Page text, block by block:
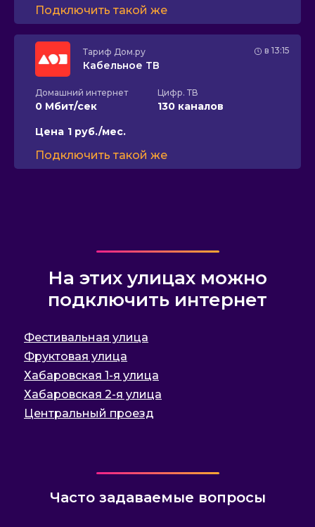
Подключить такой же
в 13:15
Тариф Дом.ру
Кабельное ТВ
Домашний интернет
0 Мбит/сек
Цифр. ТВ
130 каналов
Цена 1 руб./мес.
Подключить такой же
На этих улицах можно
подключить интернет
Фестивальная улица
Фруктовая улица
Хабаровская 1-я улица
Хабаровская 2-я улица
Центральный проезд
Часто задаваемые вопросы